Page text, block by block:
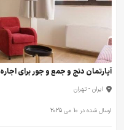
آپارتمان دنج و جمع و جور برای اجاره
ایران - تهران
ارسال شده در 10 می 2025